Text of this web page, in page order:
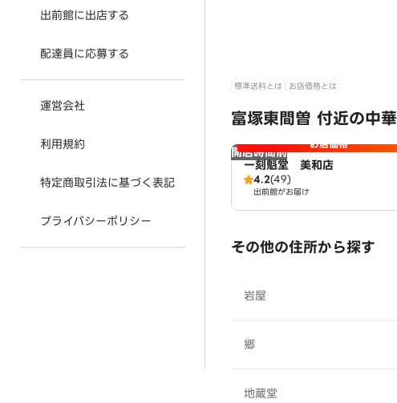
出前館に出店する
配達員に応募する
運営会社
利用規約
特定商取引法に基づく表記
プライバシーポリシー
標準送料とは お店価格とは
富塚東間曽 付近の中華
開店時間前 お店価格
一刻魁堂 美和店
4.2(49)
出前館がお届け
その他の住所から探す
岩屋
郷
地蔵堂